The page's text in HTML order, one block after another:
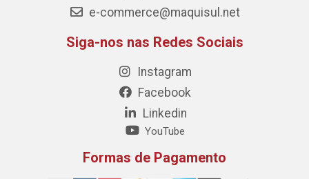
e-commerce@maquisul.net
Siga-nos nas Redes Sociais
Instagram
Facebook
Linkedin
YouTube
Formas de Pagamento